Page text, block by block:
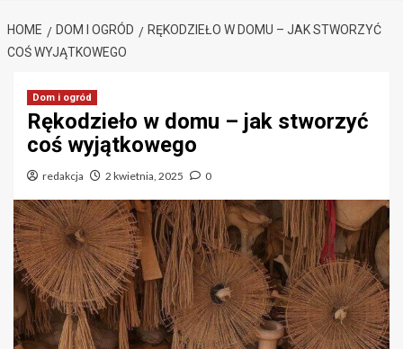
HOME DOM I OGRÓD
RĘKODZIEŁO W DOMU – JAK STWORZYĆ
COŚ WYJĄTKOWEGO
Dom i ogród
Rękodzieło w domu – jak stworzyć
coś wyjątkowego
redakcja 2 kwietnia, 2025 0